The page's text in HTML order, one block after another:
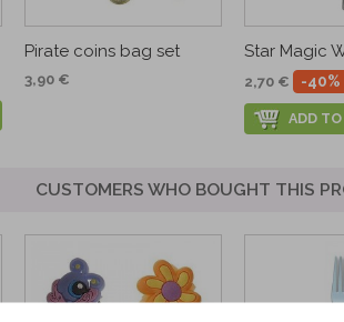
Pirate coins bag set
3,90 €
Star Magic
2,70 € -40%
ADD TO
CUSTOMERS WHO BOUGHT THIS